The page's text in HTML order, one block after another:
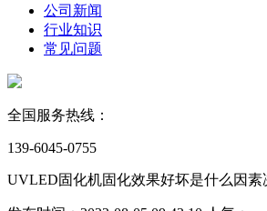
公司新闻
行业知识
常见问题
全国服务热线：
139-6045-0755
UVLED固化机固化效果好坏是什么因素